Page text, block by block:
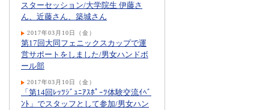
スターセッション/大学院生 伊藤さ
ん、近藤さん、築城さん
2017年03月10日（金）
第17回大同フェニックスカップで運
営サポートをしました/男女ハンドボ
ール部
2017年03月10日（金）
「第14回ﾚｯﾂｼﾞｭﾆｱｽﾎﾟｰﾂ体験交流ｲﾍﾞ
ﾝﾄ」でスタッフとして参加/男女ハン